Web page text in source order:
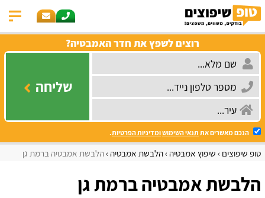
רוצים לשפץ את חדר האמבטיה?
שליחה
הנכם מאשרים את תנאי השימושומדיניות הפרטיות.
טופ שיפוצים שיפוץ אמבטיה הלבשת אמבטיה הלבשת אמבטיה ברמת גן
הלבשת אמבטיה ברמת גן